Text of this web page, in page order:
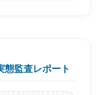
態監査レポート